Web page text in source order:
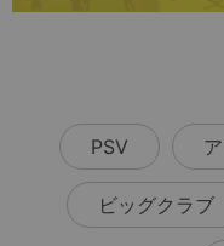
PSV
ビッグクラブ